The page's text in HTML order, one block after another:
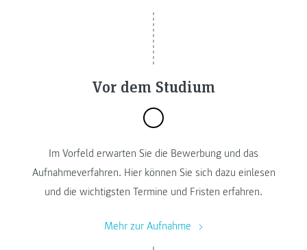
Vor dem Studium
Im Vorfeld erwarten Sie die Bewerbung und das
Aufnahmeverfahren. Hier können Sie sich dazu einlesen
und die wichtigsten Termine und Fristen erfahren.
Mehr zur Aufnahme